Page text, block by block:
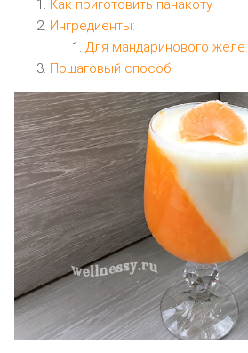
Как приготовить панакоту
Ингредиенты:
Для мандаринового желе:
Пошаговый способ: